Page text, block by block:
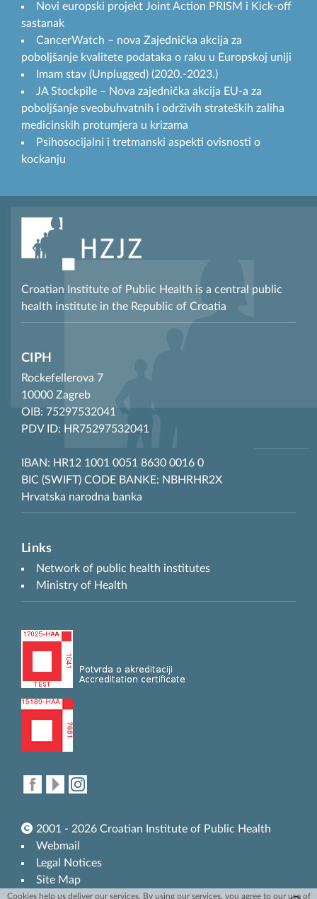
Novi europski projekt Joint Action PRISM i Kick-off
sastanak
CancerWatch – nova Zajednička akcija za
poboljšanje kvalitete podataka o raku u Europskoj uniji
Imam stav (Unplugged) (2020.-2023.)
JA Stockpile – Nova zajednička akcija EU-a za
poboljšanje sveobuhvatnih i održivih strateških zaliha
medicinskih protumjera u krizama
Psihosocijalni i tretmanski aspekti ovisnosti o
kockanju
Croatian Institute of Public Health is a central public
health institute in the Republic of Croatia
CIPH
Rockefellerova 7
10000 Zagreb
OIB: 75297532041
PDV ID: HR75297532041
IBAN: HR12 1001 0051 8630 0016 0
BIC (SWIFT) CODE BANKE: NBHRHR2X
Hrvatska narodna banka
Links
Network of public health institutes
Ministry of Health
2001 - 2026 Croatian Institute of Public Health
Webmail
Legal Notices
Site Map
Cookies help us deliver our services. By using our services, you agree to our use of